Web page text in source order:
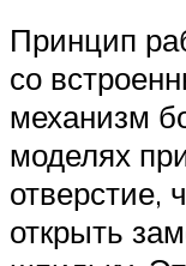
Принцип
со
механизм
моделях
отверстие,
открыть